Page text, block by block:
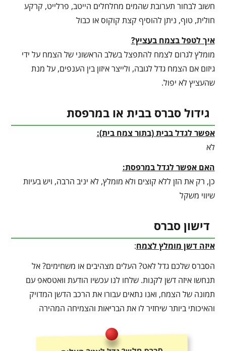
חשוב לבחור תערובת שהמים מחלחלים הייטב, פרלייט, קרקע
חולית, טוף, ניתן להוסיף קצת קוקוס או כבול
איך לטפל בצמח בעציץ?
מומלץ לגרום לצמח להתפצל בשלב הראשוני של הצמח על ידי
גיזום אם הצמח גדל לגובה, ולייצר איזון בין הענפים, על מנת
שהעציץ לא יפול.
גידול סברס בבית או במרפסת
אפשר לגדל בבית (בתור צמח בית):
לא
האם אפשר לגדל במרפסת:
כן, רק את הזן ללא קוצים ולא מומלץ, לא יניב הרבה, ויש בעיות
שיווי משקל
דישון סברס
איזה דשן מומלץ לצמח:
הסברס שלכם גדל לאט? העלים מצהיבים או משחימים? אל
תנחשו איזה דשן לקנות. שלחו לנו עכשיו הודעת וואטסאפ עם
תמונה של הצמח, ואנו נתאים עבורו את הרכב הדשן המדויק
והאיכותי ביותר שיחזיר לו את הבריאות והצמיחה המהירה